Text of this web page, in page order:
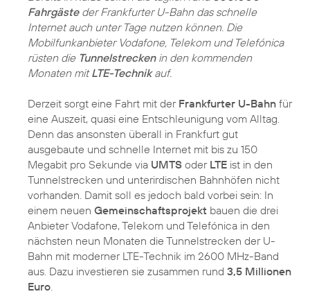
Fahrgästeder Frankfurter U-Bahn das schnelle
Internet auch unter Tage nutzen können. Die
Mobilfunkanbieter Vodafone, Telekom und Telefónica
rüsten die Tunnelstreckenin den kommenden
Monaten mitLTE-Technikauf.
Derzeit sorgt eine Fahrt mit der Frankfurter U-Bahn für
eine Auszeit, quasi eine Entschleunigung vom Alltag.
Denn das ansonsten überall in Frankfurt gut
ausgebaute und schnelle Internet mit bis zu 150
Megabit pro Sekunde via UMTS oder LTE ist in den
Tunnelstrecken und unterirdischen Bahnhöfen nicht
vorhanden. Damit soll es jedoch bald vorbei sein: In
einem neuen Gemeinschaftsprojekt bauen die drei
Anbieter Vodafone, Telekom und Telefónica in den
nächsten neun Monaten die Tunnelstrecken der U-
Bahn mit moderner LTE-Technik im 2600 MHz-Band
aus. Dazu investieren sie zusammen rund 3,5 Millionen
Euro